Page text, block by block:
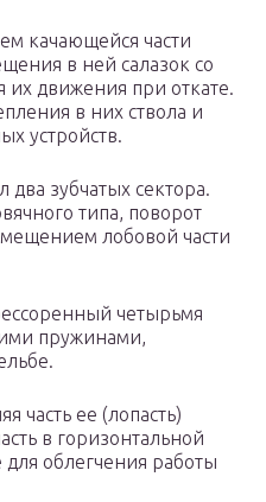
качающейся части
в ней салазок со
их движения при откате.
в них ствола и
устройств.
зубчатых сектора.
типа, поворот
лобовой части
четырьмя
пружинами,
часть ее (лопасть)
в горизонтальной
для облегчения работы